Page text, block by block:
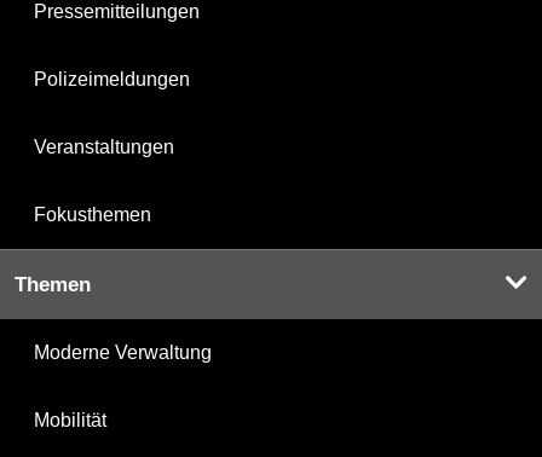
Pressemitteilungen
Polizeimeldungen
Veranstaltungen
Fokusthemen
Themen
Moderne Verwaltung
Mobilität